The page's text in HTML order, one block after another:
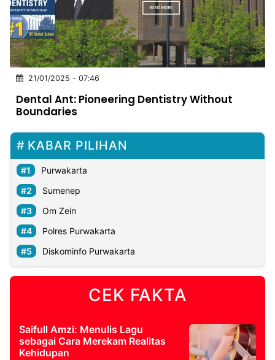
INDONESIA
Partner
NTB
Time
IDN
Jogja
Rakyat
News
Notice
Baru
Follow
Kabarbaru
2026
21/01/2025 - 07:46
Dental Ant: Pioneering Dentistry Without
Boundaries
KABAR PILIHAN
Purwakarta
Sumenep
Om Zein
Polres Purwakarta
Diskominfo Purwakarta
CEK FAKTA
Saifull Amzi: Menulis Lagu
sebagai Cara Merekam Realitas
Kehidupan